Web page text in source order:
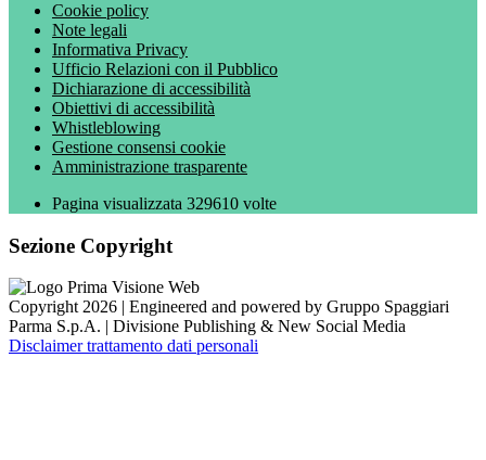
Cookie policy
Note legali
Informativa Privacy
Ufficio Relazioni con il Pubblico
Dichiarazione di accessibilità
Obiettivi di accessibilità
Whistleblowing
Gestione consensi cookie
Amministrazione trasparente
Pagina visualizzata 329610 volte
Sezione Copyright
Copyright 2026 | Engineered and powered by Gruppo Spaggiari
Parma S.p.A. | Divisione Publishing & New Social Media
Disclaimer trattamento dati personali